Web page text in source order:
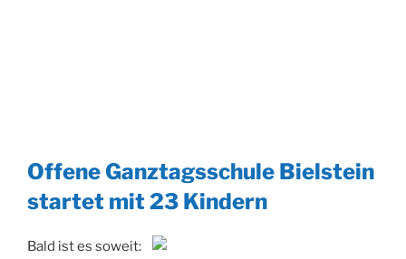
Offene Ganztagsschule Bielstein
startet mit 23 Kindern
Bald ist es soweit: